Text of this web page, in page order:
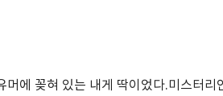
에 꽂혀 있는 내게 딱이었다.미스터리